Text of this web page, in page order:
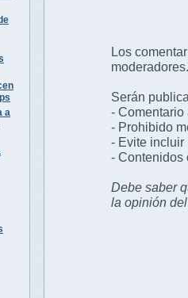
a
Los
moderadores.
Serán
- Comentario
- Prohibido
- Evite incluir
- Contenidos
Debe saber
la opinión